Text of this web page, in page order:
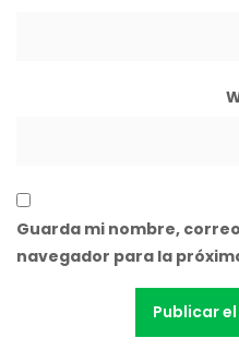
Guarda mi nombre,
navegador para la